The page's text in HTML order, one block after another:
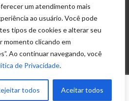
um atendimento mais
ao usuário. Você pode
tipos de cookies e alterar seu
momento clicando em
Ao continuar navegando, você
de Privacidade.
todos Aceitar todos